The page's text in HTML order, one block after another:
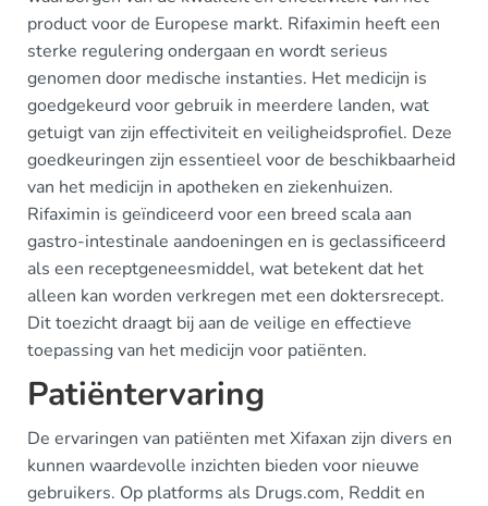
product voor de Europese markt. Rifaximin heeft een
sterke regulering ondergaan en wordt serieus
genomen door medische instanties. Het medicijn is
goedgekeurd voor gebruik in meerdere landen, wat
getuigt van zijn effectiviteit en veiligheidsprofiel. Deze
goedkeuringen zijn essentieel voor de beschikbaarheid
van het medicijn in apotheken en ziekenhuizen.
Rifaximin is geïndiceerd voor een breed scala aan
gastro-intestinale aandoeningen en is geclassificeerd
als een receptgeneesmiddel, wat betekent dat het
alleen kan worden verkregen met een doktersrecept.
Dit toezicht draagt bij aan de veilige en effectieve
toepassing van het medicijn voor patiënten.
Patiëntervaring
De ervaringen van patiënten met Xifaxan zijn divers en
kunnen waardevolle inzichten bieden voor nieuwe
gebruikers. Op platforms als Drugs.com, Reddit en